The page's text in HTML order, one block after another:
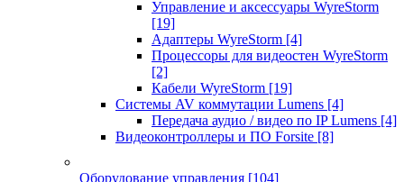
Управление и аксессуары WyreStorm
[19]
Адаптеры WyreStorm [4]
Процессоры для видеостен WyreStorm
[2]
Кабели WyreStorm [19]
Системы AV коммутации Lumens [4]
Передача аудио / видео по IP Lumens [4]
Видеоконтроллеры и ПО Forsite [8]
Оборудование управления [104]